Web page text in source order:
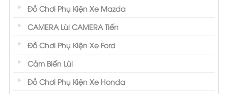
Đồ Chơi Phụ Kiện Xe Mazda
CAMERA Lùi CAMERA Tiến
Đồ Chơi Phụ Kiện Xe Ford
Cảm Biến Lùi
Đồ Chơi Phụ Kiện Xe Honda